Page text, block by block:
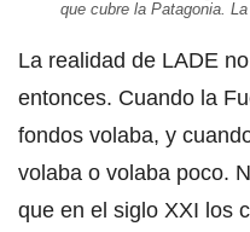
que cubre la Patagonia.
La realidad de LADE
entonces. Cuando la
fondos volaba, y
volaba o volaba poco.
que en el siglo XXI los